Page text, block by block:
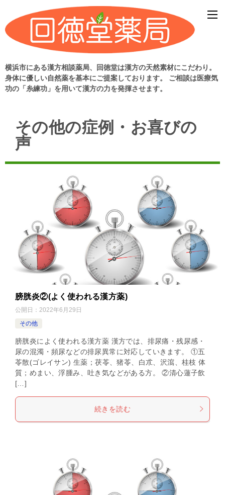
横浜市にある漢方相談薬局、回徳堂は漢方の天然素材にこだわり。
身体に優しい自然薬を基本にご提案しております。 ご相談は医療気
功の「糸練功」を用いて漢方の力を発揮させます。
その他の症例・お喜びの
声
膀胱炎②(よく使われる漢方薬)
公開日： 2022年6月29日
その他
膀胱炎によく使われる漢方薬 漢方では、排尿痛・残尿感・
尿の混濁・頻尿などの排尿異常に対応していきます。 ①五
苓散(ゴレイサン) 生薬；茯苓、猪苓、白朮、沢瀉、桂枝 体
質；めまい、浮腫み、吐き気などがある方。 ②清心蓮子飲
[…]
続きを読む